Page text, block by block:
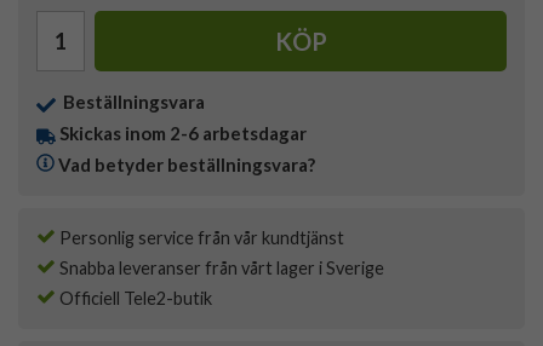
KÖP
Beställningsvara
Skickas inom 2-6 arbetsdagar
Vad betyder beställningsvara?
Personlig service från vår kundtjänst
Snabba leveranser från vårt lager i Sverige
Officiell Tele2-butik